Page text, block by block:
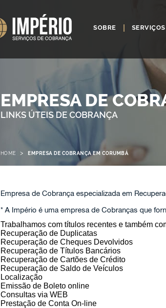
SOBRE SERVIÇOS
EMPRESA DE
LINKS ÚTEIS DE COBRANÇA
HOME > EMPRESA DE COBRANÇA EM CORUMBÁ
Empresa de Cobrança especializada em
* A Império é uma empresa de Cobranças que
Trabalhamos com títulos recentes e também
Recuperação de Duplicatas
Recuperação de Cheques Devolvidos
Recuperação de Títulos Bancários
Recuperação de Cartões de Crédito
Recuperação de Saldo de Veículos
Localização
Emissão de Boleto online
Consultas via WEB
Prestação de Conta On-line